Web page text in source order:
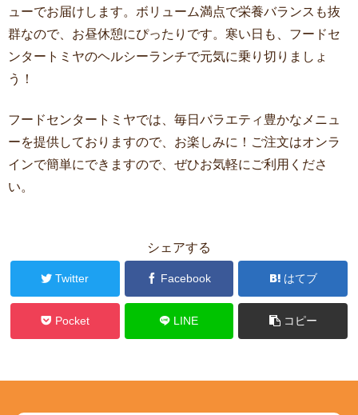
ューでお届けします。ボリューム満点で栄養バランスも抜
群なので、お昼休憩にぴったりです。寒い日も、フードセ
ンタートミヤのヘルシーランチで元気に乗り切りましょ
う！
フードセンタートミヤでは、毎日バラエティ豊かなメニュ
ーを提供しておりますので、お楽しみに！ご注文はオンラ
インで簡単にできますので、ぜひお気軽にご利用くださ
い。
シェアする
Twitter Facebook はてブ
Pocket LINE コピー